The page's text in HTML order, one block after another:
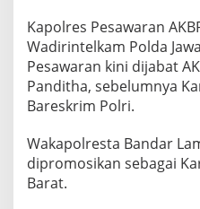
Kapolres Pesawaran
Wadirintelkam Polda
Pesawaran kini dijabat
Panditha, sebelumnya
Bareskrim Polri.
Wakapolresta Bandar
dipromosikan sebagai
Barat.